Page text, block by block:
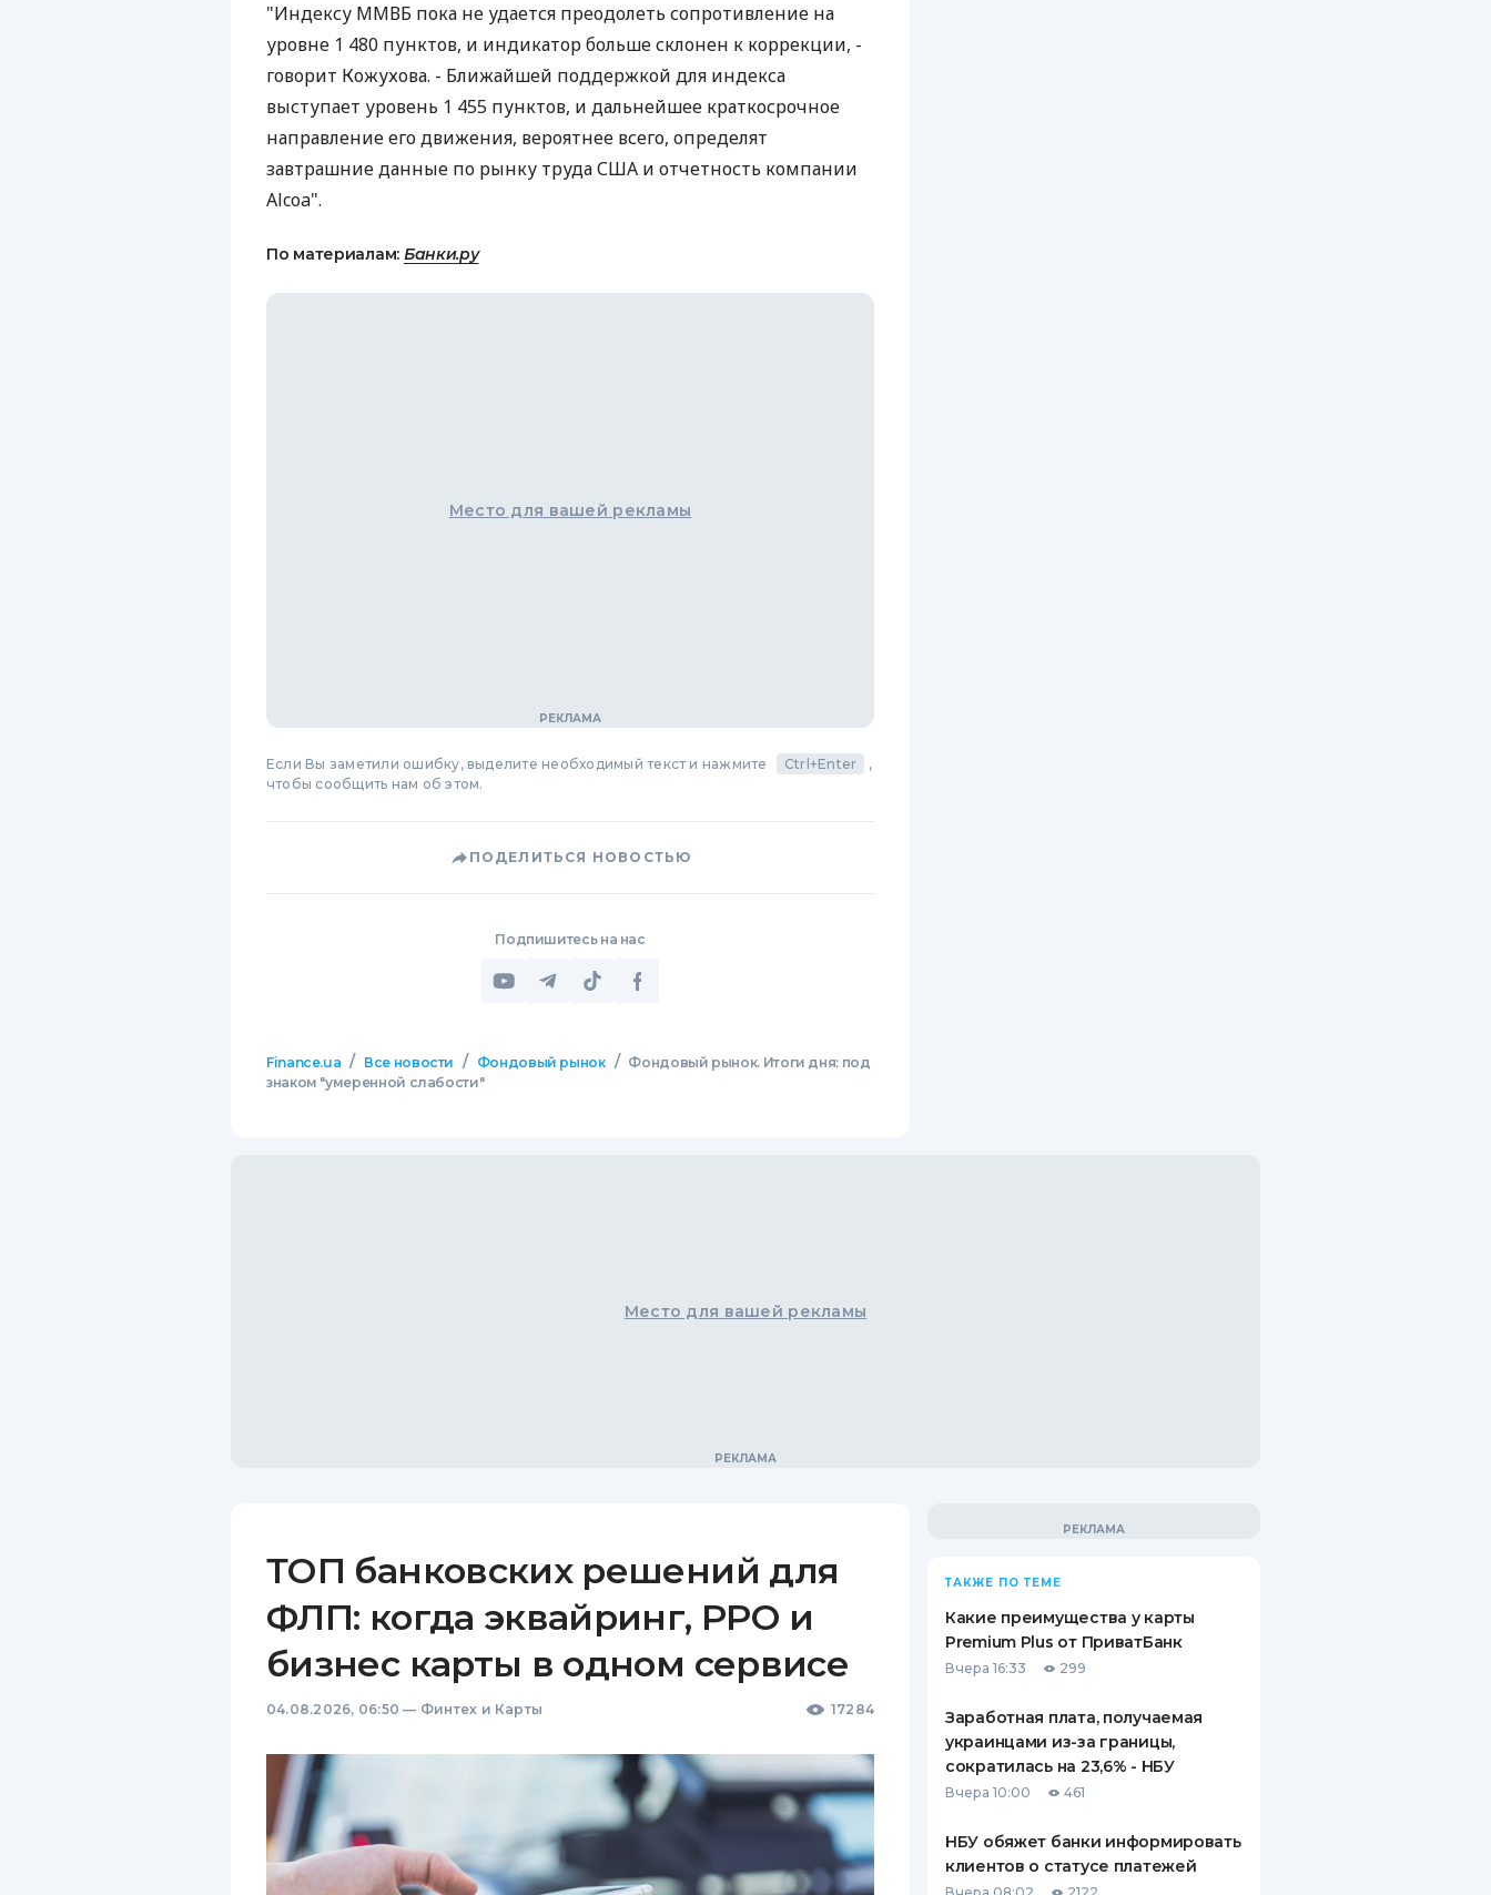
"Индексу ММВБ пока не удается преодолеть сопротивление на
уровне 1 480 пунктов, и индикатор больше склонен к коррекции, -
говорит Кожухова. - Ближайшей поддержкой для индекса
выступает уровень 1 455 пунктов, и дальнейшее краткосрочное
направление его движения, вероятнее всего, определят
завтрашние данные по рынку труда США и отчетность компании
Alcoa".
По материалам: Банки.ру
Место для вашей рекламы
Если Вы заметили ошибку, выделите необходимый текст и нажмите Ctrl+Enter
,
чтобы сообщить нам об этом.
ПОДЕЛИТЬСЯ НОВОСТЬЮ
Подпишитесь на нас
Finance.ua / Все новости / Фондовый рынок / Фондовый рынок. Итоги дня: под
знаком "умеренной слабости"
Место для вашей рекламы
ТОП банковских решений для
ФЛП: когда эквайринг, РРО и
бизнес карты в одном сервисе
04.08.2026, 06:50 — Финтех и Карты 17284
ТАКЖЕ ПО ТЕМЕ
Какие преимущества у карты
Premium Plus от ПриватБанк
Вчера 16:33 299
Заработная плата, получаемая
украинцами из-за границы,
сократилась на 23,6% - НБУ
Вчера 10:00 461
НБУ обяжет банки информировать
клиентов о статусе платежей